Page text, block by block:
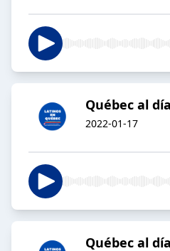
Québec al
2022-01-17
Québec al día